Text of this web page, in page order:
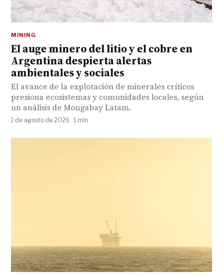
MINING
El auge minero del litio y el cobre en
Argentina despierta alertas
ambientales y sociales
El avance de la explotación de minerales críticos
presiona ecosistemas y comunidades locales, según
un análisis de Mongabay Latam.
1 de agosto de 2026 · 1 min